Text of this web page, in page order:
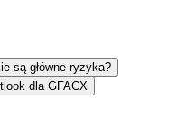
są główne ryzyka?
dla GFACX